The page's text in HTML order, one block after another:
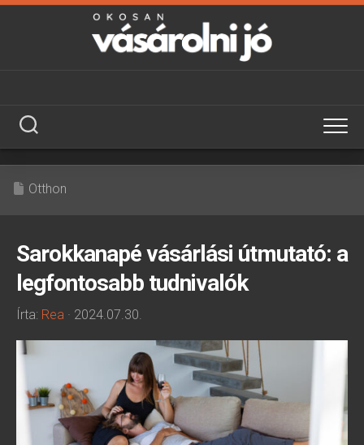
Skip
Otthon
Sarokkanapé vásárlási útmutató: a
legfontosabb tudnivalók
Írta: Rea · 2024.07.30.